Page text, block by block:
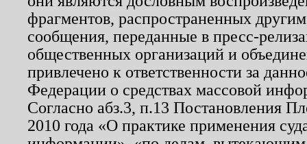
фрагментов, распространенных
сообщения, переданные в пресс-
общественных организаций и
привлечено к ответственности за
Федерации о средствах массовой
Согласно абз.3, п.13 Постановления
2010 года «О практике применения